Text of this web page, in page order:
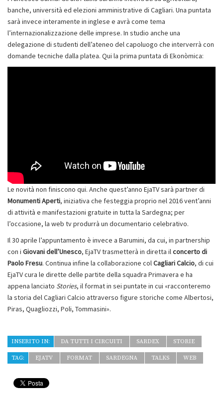
banche, università ed elezioni amministrative di Cagliari. Una puntata
sarà invece interamente in inglese e avrà come tema
l’internazionalizzazione delle imprese. In studio anche una
delegazione di studenti dell’ateneo del capoluogo che interverrà con
domande tecniche dalla platea. Qui la prima puntata di Ekonòmica:
Le novità non finiscono qui. Anche quest’anno EjaTV sarà partner di
Monumenti Aperti, iniziativa che festeggia proprio nel 2016 vent’anni
di attività e manifestazioni gratuite in tutta la Sardegna; per
l’occasione, la web tv produrrà un documentario celebrativo.
Il 30 aprile l’appuntamento è invece a Barumini, da cui, in partnership
con i Giovani dell’Unesco, EjaTV trasmetterà in diretta ilconcerto di
Paolo Fresu. Continua infine la collaborazione colCagliari Calcio, di cui
EjaTV cura le dirette delle partite della squadra Primavera e ha
appena lanciato Stories, il format in sei puntate in cui «racconteremo
la storia del Cagliari Calcio attraverso figure storiche come Albertosi,
Piras, Quagliozzi, Poli, Tommasini».
INSERITO IN: DA TUTTI I CIRCUITI SARDEX STORIE
TAG: EJATV FORMAT SARDEGNA TALKS WEB